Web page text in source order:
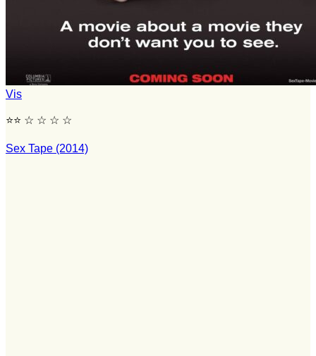
Vis
⭐⭐ ☆ ☆ ☆ ☆
Sex Tape (2014)